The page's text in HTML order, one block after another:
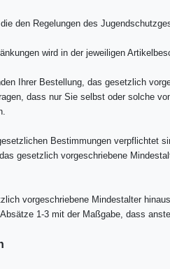
den Regelungen des
wird in der jeweiligen
Ihrer Bestellung, das gesetzlich
dass nur Sie selbst oder solche
Bestimmungen verpflichtet
gesetzlich vorgeschriebene
vorgeschriebene Mindestalter
1-3 mit der Maßgabe, dass